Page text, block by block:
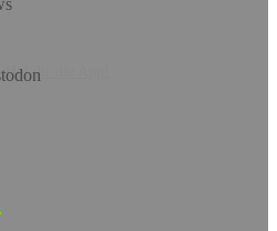
Hol dir die App!